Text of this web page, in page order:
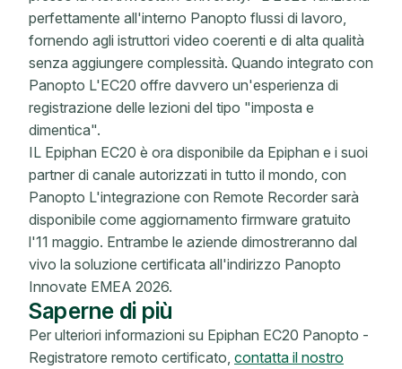
perfettamente all'interno Panopto flussi di lavoro,
fornendo agli istruttori video coerenti e di alta qualità
senza aggiungere complessità. Quando integrato con
Panopto L'EC20 offre davvero un'esperienza di
registrazione delle lezioni del tipo "imposta e
dimentica".
IL Epiphan EC20 è ora disponibile da Epiphan e i suoi
partner di canale autorizzati in tutto il mondo, con
Panopto L'integrazione con Remote Recorder sarà
disponibile come aggiornamento firmware gratuito
l'11 maggio. Entrambe le aziende dimostreranno dal
vivo la soluzione certificata all'indirizzo Panopto
Innovate EMEA 2026.
Saperne di più
Per ulteriori informazioni su Epiphan EC20 Panopto -
Registratore remoto certificato, contatta il nostro